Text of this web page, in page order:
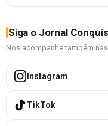
Siga o Jornal
Nos acompanhe também
Instagram
TikTok